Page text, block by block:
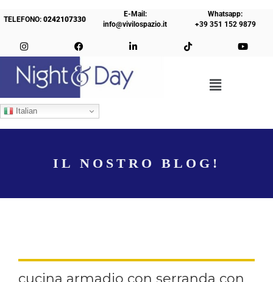
TELEFONO:0242107330
E-Mail:
info@vivilospazio.it
Whatsapp:
+39 351 152 9879
Italian
IL NOSTRO BLOG!